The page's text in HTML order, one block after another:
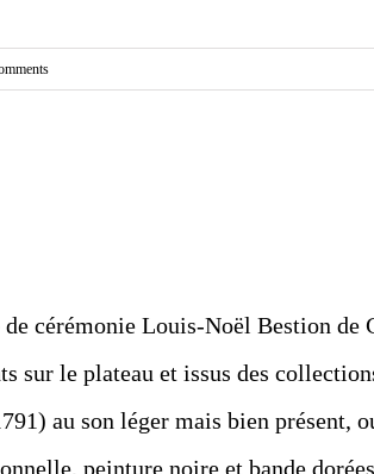
cérémonie Louis-Noël Bestion de
sur le plateau et issus des
au son léger mais bien présent,
peinture noire et bande